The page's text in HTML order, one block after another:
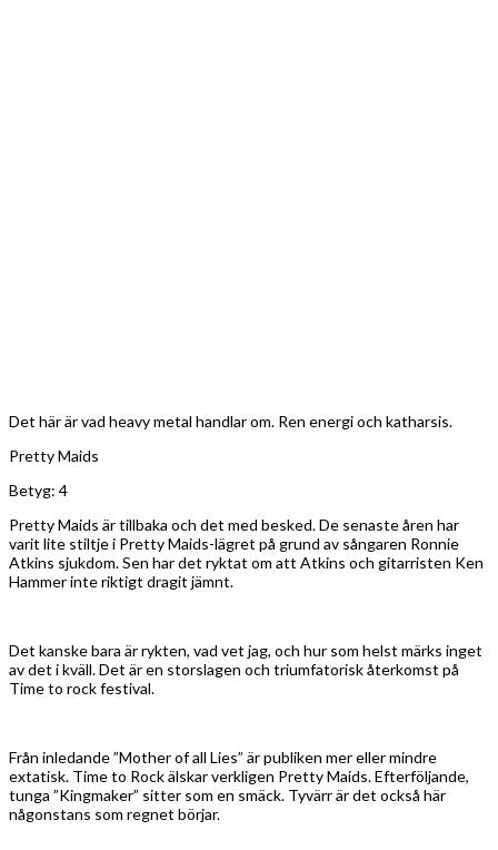
Det här är vad heavy metal handlar om. Ren energi och katharsis.
Pretty Maids
Betyg: 4
Pretty Maids är tillbaka och det med besked. De senaste åren har
varit lite stiltje i Pretty Maids-lägret på grund av sångaren Ronnie
Atkins sjukdom. Sen har det ryktat om att Atkins och gitarristen Ken
Hammer inte riktigt dragit jämnt.
Det kanske bara är rykten, vad vet jag, och hur som helst märks inget
av det i kväll. Det är en storslagen och triumfatorisk återkomst på
Time to rock festival.
Från inledande ”Mother of all Lies” är publiken mer eller mindre
extatisk. Time to Rock älskar verkligen Pretty Maids. Efterföljande,
tunga ”Kingmaker” sitter som en smäck. Tyvärr är det också här
någonstans som regnet börjar.